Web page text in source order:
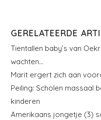
GERELATEERDE
Tientallen baby’s van
wachten…
Marit ergert zich aan
Peiling: Scholen massaal
kinderen
Amerikaans jongetje (3)